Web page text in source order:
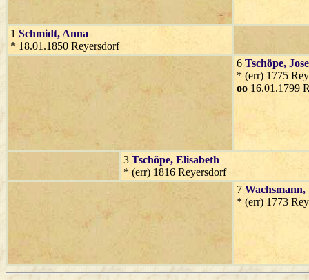
1 Schmidt, Anna
* 18.01.1850 Reyersdorf
6 Tschöpe,
* (err) 1775
oo 16.01.1799
3 Tschöpe, Elisabeth
* (err) 1816 Reyersdorf
7 Wachsmann,
* (err) 1773